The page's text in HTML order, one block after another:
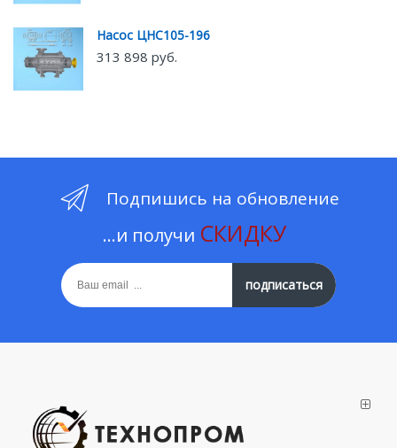
Насос ЦНС105-196
313 898 руб.
Подпишись на обновление
...и получи СКИДКУ
подписаться